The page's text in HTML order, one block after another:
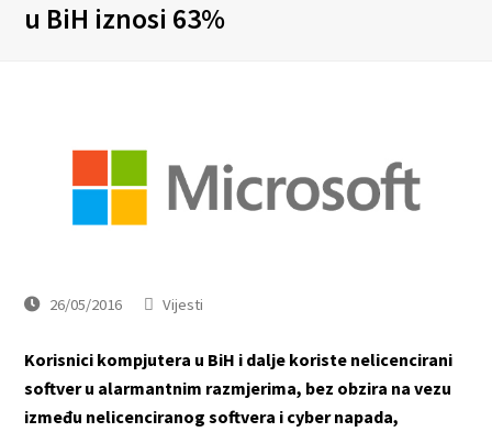
u BiH iznosi 63%
26/05/2016 Vijesti
Korisnici kompjutera u BiH i dalje koriste nelicencirani
softver u alarmantnim razmjerima, bez obzira na vezu
između nelicenciranog softvera i cyber napada,